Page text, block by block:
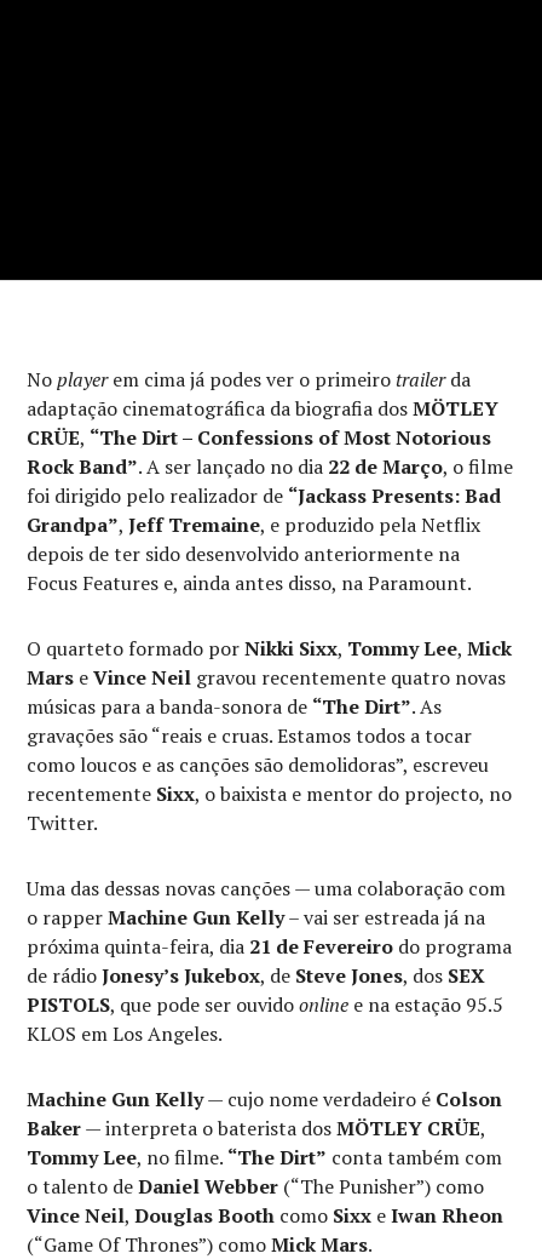
Noplayerem cima já podes ver o primeirotrailerda
adaptação cinematográfica da biografia dosMÖTLEY
CRÜE, “The Dirt – Confessions of Most Notorious
Rock Band”. A ser lançado no dia 22 de Março, o filme
foi dirigido pelo realizador de “Jackass Presents: Bad
Grandpa”,Jeff Tremaine, e produzido pela Netflix
depois de ter sido desenvolvido anteriormente na
Focus Features e, ainda antes disso, na Paramount.
O quarteto formado porNikki Sixx, Tommy Lee,Mick
Mars eVince Neil gravou recentemente quatro novas
músicas para a banda-sonora de “The Dirt”. As
gravações são “reais e cruas. Estamos todos a tocar
como loucos e as canções são demolidoras”, escreveu
recentemente Sixx, o baixista e mentor do projecto, no
Twitter.
Uma das dessas novas canções — uma colaboração com
o rapperMachine Gun Kelly– vai ser estreada já na
próxima quinta-feira, dia 21 de Fevereiro do programa
de rádioJonesy’s Jukebox, de Steve Jones, dos SEX
PISTOLS, que pode ser ouvidoonline e na estação 95.5
KLOS em Los Angeles.
Machine Gun Kelly— cujo nome verdadeiro é Colson
Baker— interpreta o baterista dosMÖTLEY CRÜE,
Tommy Lee, no filme. “The Dirt” conta também com
o talento deDaniel Webber (“The Punisher”) como
Vince Neil,Douglas Booth como Sixx eIwan Rheon
(“Game Of Thrones”) comoMick Mars.